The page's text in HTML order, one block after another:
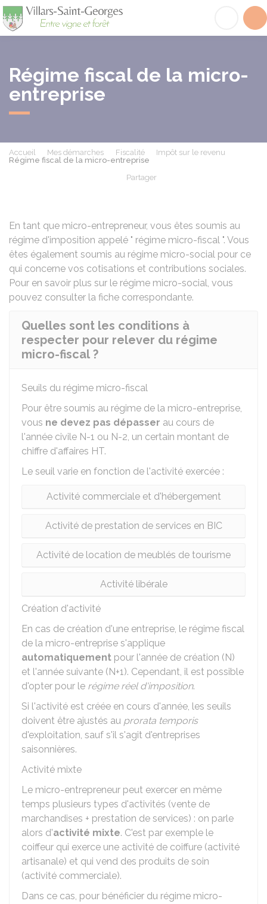
Régime fiscal de la micro-
entreprise
Accueil Mes démarches Fiscalité
Impôt sur le revenu
Régime fiscal de la micro-entreprise
Partager
En tant que micro-entrepreneur, vous êtes soumis au
régime d'imposition appelé " régime micro-fiscal ". Vous
êtes également soumis au régime micro-social pour ce
qui concerne vos cotisations et contributions sociales.
Pour en savoir plus sur le régime micro-social, vous
pouvez consulter la fiche correspondante.
Quelles sont les conditions à
respecter pour relever du régime
micro-fiscal ?
Seuils du régime micro-fiscal
Pour être soumis au régime de la micro-entreprise,
vous ne devez pas dépasser au cours de
l'année civile N-1 ou N-2, un certain montant de
chiffre d'affaires HT.
Le seuil varie en fonction de l'activité exercée :
Activité commerciale et d'hébergement
Activité de prestation de services en BIC
Activité de location de meublés de tourisme
Activité libérale
Création d'activité
En cas de création d'une entreprise, le régime fiscal
de la micro-entreprise s'applique
automatiquement pour l'année de création (N)
et l'année suivante (N+1). Cependant, il est possible
d'opter pour le régime réel d'imposition.
Si l'activité est créée en cours d'année, les seuils
doivent être ajustés au prorata temporis
d'exploitation, sauf s'il s'agit d'entreprises
saisonnières.
Activité mixte
Le micro-entrepreneur peut exercer en même
temps plusieurs types d'activités (vente de
marchandises + prestation de services) : on parle
alors d'activité mixte. C'est par exemple le
coiffeur qui exerce une activité de coiffure (activité
artisanale) et qui vend des produits de soin
(activité commerciale).
Dans ce cas, pour bénéficier du régime micro-